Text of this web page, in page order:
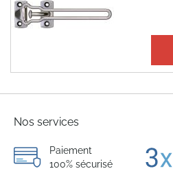
Nos services
Paiement
100% sécurisé